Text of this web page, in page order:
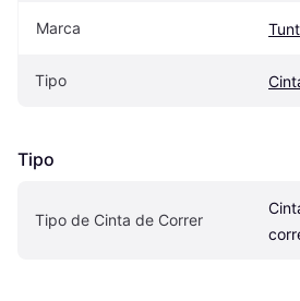
Marca
Tipo
Tipo
Tipo de Cinta de Correr